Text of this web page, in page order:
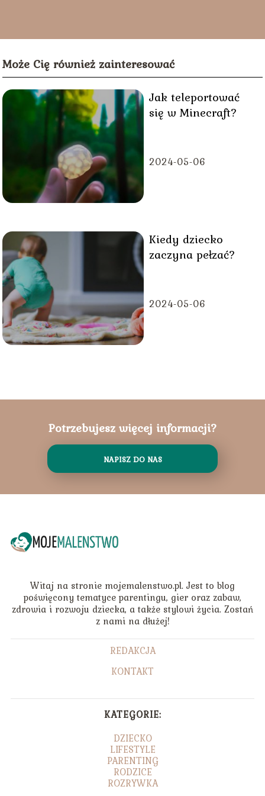
Może Cię również zainteresować
Jak teleportować
się w Minecraft?
2024-05-06
Kiedy dziecko
zaczyna pełzać?
2024-05-06
Potrzebujesz więcej informacji?
NAPISZ DO NAS
Witaj na stronie mojemalenstwo.pl. Jest to blog
poświęcony tematyce parentingu, gier oraz zabaw,
zdrowia i rozwoju dziecka, a także stylowi życia. Zostań
z nami na dłużej!
REDAKCJA
KONTAKT
KATEGORIE:
DZIECKO
LIFESTYLE
PARENTING
RODZICE
ROZRYWKA